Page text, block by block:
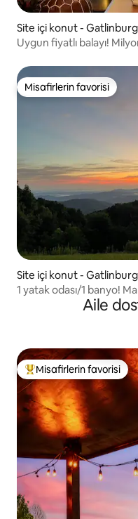
Site içi konut - Gatlinburg
Uygun fiyatlı balayı!
Misafirlerin favorisi
Misafirlerin favorisi
Site içi konut - Gatlinburg
1 yatak odası/1 banyo!
gizli yeri! JakuziAile
Misafirlerin
Misafirlerin favorisi